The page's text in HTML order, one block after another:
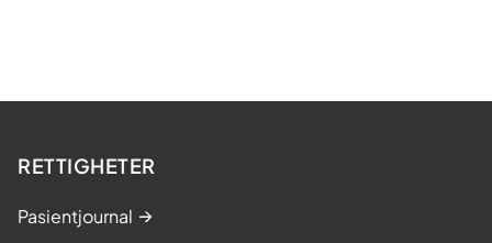
RETTIGHETER
Pasientjournal